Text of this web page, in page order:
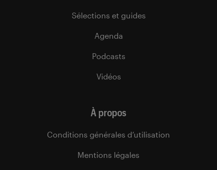
Sélections et guides
Agenda
Podcasts
Vidéos
À propos
Conditions générales d’utilisation
Mentions légales